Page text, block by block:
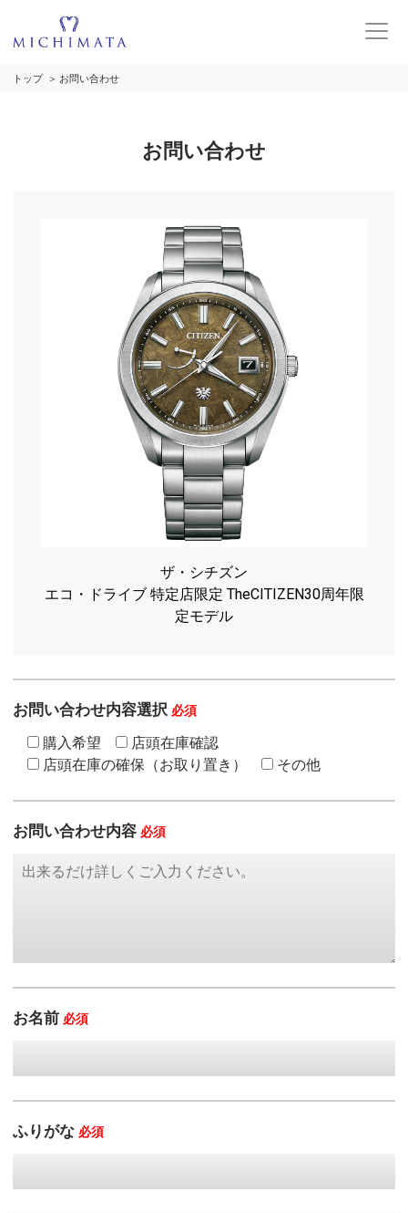
トップ お問い合わせ
お問い合わせ
ザ・シチズン
エコ・ドライブ 特定店限定 TheCITIZEN30周年限
定モデル
お問い合わせ内容選択 必須
購入希望
店頭在庫確認
店頭在庫の確保（お取り置き）
その他
お問い合わせ内容 必須
お名前 必須
ふりがな 必須